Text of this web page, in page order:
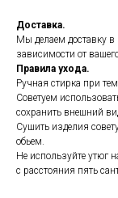
Доставка.
Мы делаем доставку в
зависимости от
Правила ухода.
Ручная стирка при
Советуем
сохранить внешний
Сушить изделия
обьем.
Не используйте утюг
с расстояния пять